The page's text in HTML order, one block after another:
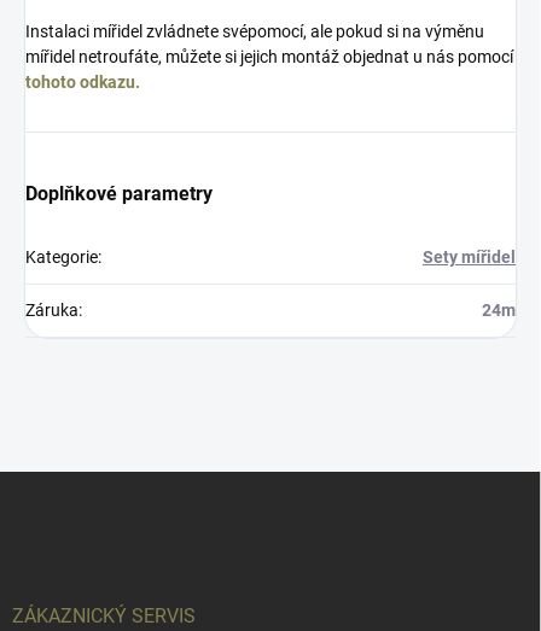
Instalaci mířidel zvládnete svépomocí, ale pokud si na výměnu
mířidel netroufáte, můžete si jejich montáž objednat u nás pomocí
tohoto odkazu.
Doplňkové parametry
Kategorie: Sety mířidel
Záruka: 24m
ZÁKAZNICKÝ SERVIS